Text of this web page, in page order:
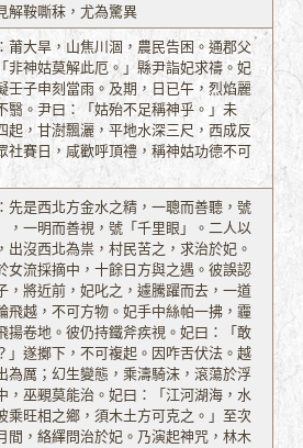
解鞍嘶秣，尤為驚異
莆大旱，山焦川涸，農民告困。通郡父
非神姑莫解此厄。」縣尹詣妃求禱。妃
壬子申刻當雨。及期，日已午，烈焰麗
翳。尹曰：「姑殆不足稱神乎。」未
起，甘澍飄灑，平地水深三尺，西成反
社賽日，咸歡呼頂禮，稱神姑功德不可
先是西北方金水之精，一聰而善聽，號
，一明而善視，號「千里眼」。二人以
出沒西北為祟，村民苦之，求治於妃。
女流採摘中，十餘日方與之遇。彼誤認
，將近前，妃叱之，遽騰躍而去，一道
飛越，不可方物。妃手中絲帕一拂，霾
揚卷地。彼仍持鐵斧疾視。妃曰：「敢
」遂擲下，不可複起。因咋舌伏法。越
為厲；幻生變態，乘濤騎沫，滾蕩於浮
，巫覡莫能治。妃曰：「江河湖海，水
乘旺相之鄉，須木土方可克之。」至次
間，絡繹問治於妃。乃演起神咒，林木